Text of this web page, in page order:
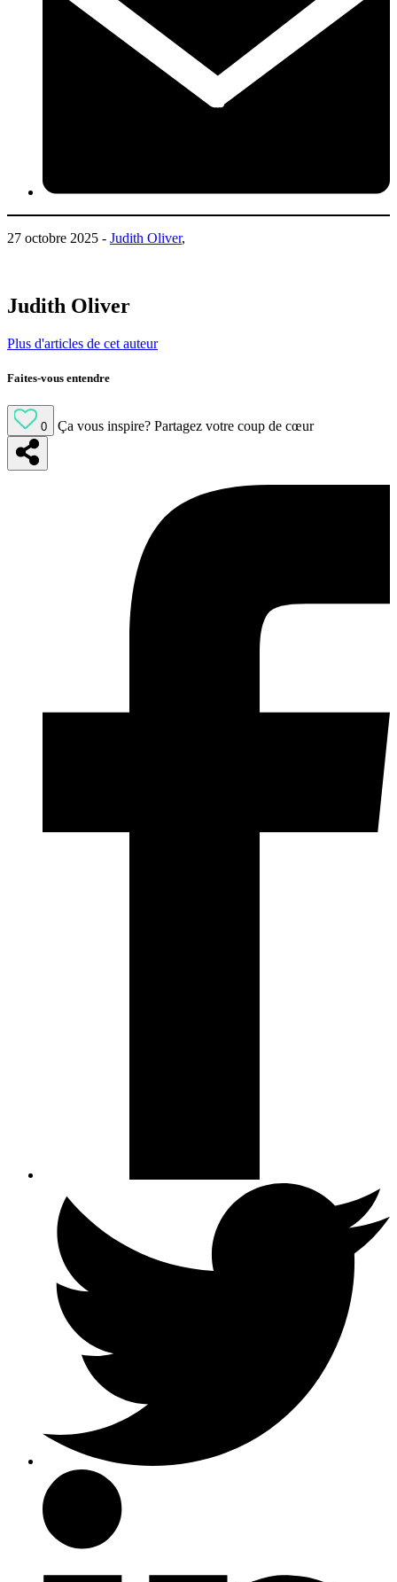
27 octobre 2025 - Judith Oliver,
Judith Oliver
Plus d'articles de cet auteur
Faites-vous entendre
0 Ça vous inspire? Partagez votre coup de cœur